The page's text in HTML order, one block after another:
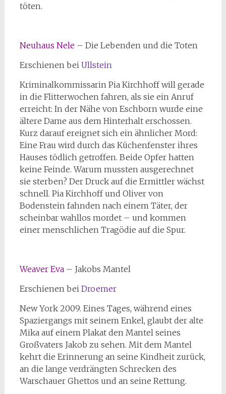
töten.
Neuhaus Nele – Die Lebenden und die Toten
Erschienen bei Ullstein
Kriminalkommissarin Pia Kirchhoff will gerade
in die Flitterwochen fahren, als sie ein Anruf
erreicht: In der Nähe von Eschborn wurde eine
ältere Dame aus dem Hinterhalt erschossen.
Kurz darauf ereignet sich ein ähnlicher Mord:
Eine Frau wird durch das Küchenfenster ihres
Hauses tödlich getroffen. Beide Opfer hatten
keine Feinde. Warum mussten ausgerechnet
sie sterben? Der Druck auf die Ermittler wächst
schnell. Pia Kirchhoff und Oliver von
Bodenstein fahnden nach einem Täter, der
scheinbar wahllos mordet – und kommen
einer menschlichen Tragödie auf die Spur.
Weaver Eva– Jakobs Mantel
Erschienen bei Droemer
New York 2009. Eines Tages, während eines
Spaziergangs mit seinem Enkel, glaubt der alte
Mika auf einem Plakat den Mantel seines
Großvaters Jakob zu sehen. Mit dem Mantel
kehrt die Erinnerung an seine Kindheit zurück,
an die lange verdrängten Schrecken des
Warschauer Ghettos und an seine Rettung.